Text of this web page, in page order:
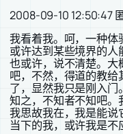
2008-09-10 12:50:47
我看着我。呵，一种体
或许达到某些境界的人
也或许，说不清楚。大
吧，不然，得道的教
了，显然我只是刚入
知之，不知者不知吧。
我思故我在，我是能说
当下的我，或许我是不